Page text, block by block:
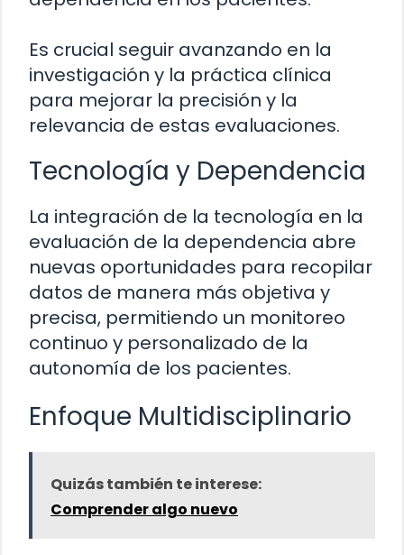
Es crucial seguir avanzando en la
investigación y la práctica clínica
para mejorar la precisión y la
relevancia de estas evaluaciones.
Tecnología y Dependencia
La integración de la tecnología en la
evaluación de la dependencia abre
nuevas oportunidades para recopilar
datos de manera más objetiva y
precisa, permitiendo un monitoreo
continuo y personalizado de la
autonomía de los pacientes.
Enfoque Multidisciplinario
Quizás también te interese:
Comprender algo nuevo